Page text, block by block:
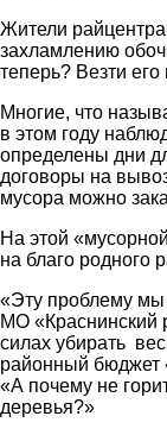
Жители
захламлению
теперь? Везти его
Многие, что
в этом году
определены дни
договоры на
мусора можно
На этой
на благо родного
«Эту проблему мы
МО «Краснинский
силах убирать
районный бюджет
«А почему не
деревья?»